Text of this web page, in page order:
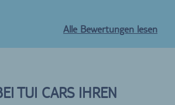
Alle Bewertungen lesen
TUI CARS IHREN